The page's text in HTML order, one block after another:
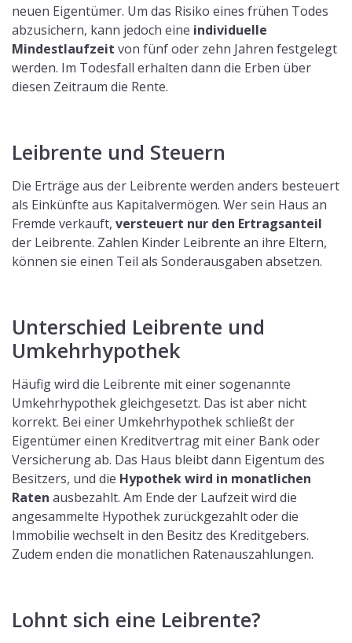
neuen Eigentümer. Um das Risiko eines frühen Todes
abzusichern, kann jedoch eine individuelle
Mindestlaufzeit von fünf oder zehn Jahren festgelegt
werden. Im Todesfall erhalten dann die Erben über
diesen Zeitraum die Rente.
Leibrente und Steuern
Die Erträge aus der Leibrente werden anders besteuert
als Einkünfte aus Kapitalvermögen. Wer sein Haus an
Fremde verkauft, versteuert nur den Ertragsanteil
der Leibrente. Zahlen Kinder Leibrente an ihre Eltern,
können sie einen Teil als Sonderausgaben absetzen.
Unterschied Leibrente und
Umkehrhypothek
Häufig wird die Leibrente mit einer sogenannte
Umkehrhypothek gleichgesetzt. Das ist aber nicht
korrekt. Bei einer Umkehrhypothek schließt der
Eigentümer einen Kreditvertrag mit einer Bank oder
Versicherung ab. Das Haus bleibt dann Eigentum des
Besitzers, und die Hypothek wird in monatlichen
Raten ausbezahlt. Am Ende der Laufzeit wird die
angesammelte Hypothek zurückgezahlt oder die
Immobilie wechselt in den Besitz des Kreditgebers.
Zudem enden die monatlichen Ratenauszahlungen.
Lohnt sich eine Leibrente?